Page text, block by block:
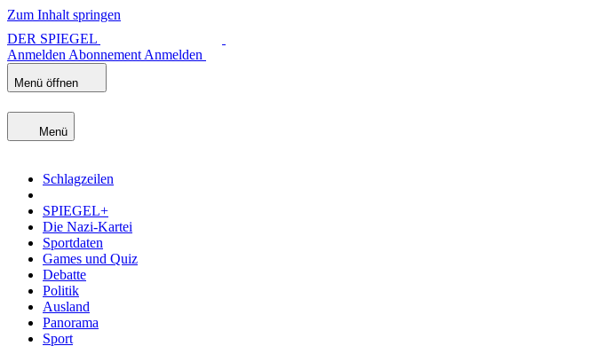
Zum Inhalt springen
DER SPIEGEL
Anmelden Abonnement Anmelden
Menü öffnen
Menü
Schlagzeilen
SPIEGEL+
Die Nazi-Kartei
Sportdaten
Games und Quiz
Debatte
Politik
Ausland
Panorama
Sport